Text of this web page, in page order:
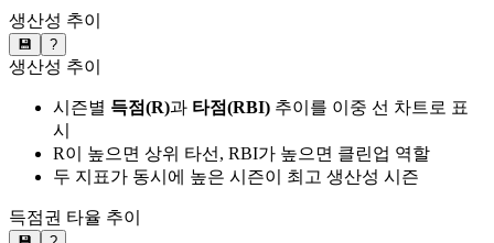
생산성 추이
💾 ?
생산성 추이
시즌별 득점(R)과 타점(RBI) 추이를 이중 선 차트로 표
시
R이 높으면 상위 타선, RBI가 높으면 클린업 역할
두 지표가 동시에 높은 시즌이 최고 생산성 시즌
득점권 타율 추이